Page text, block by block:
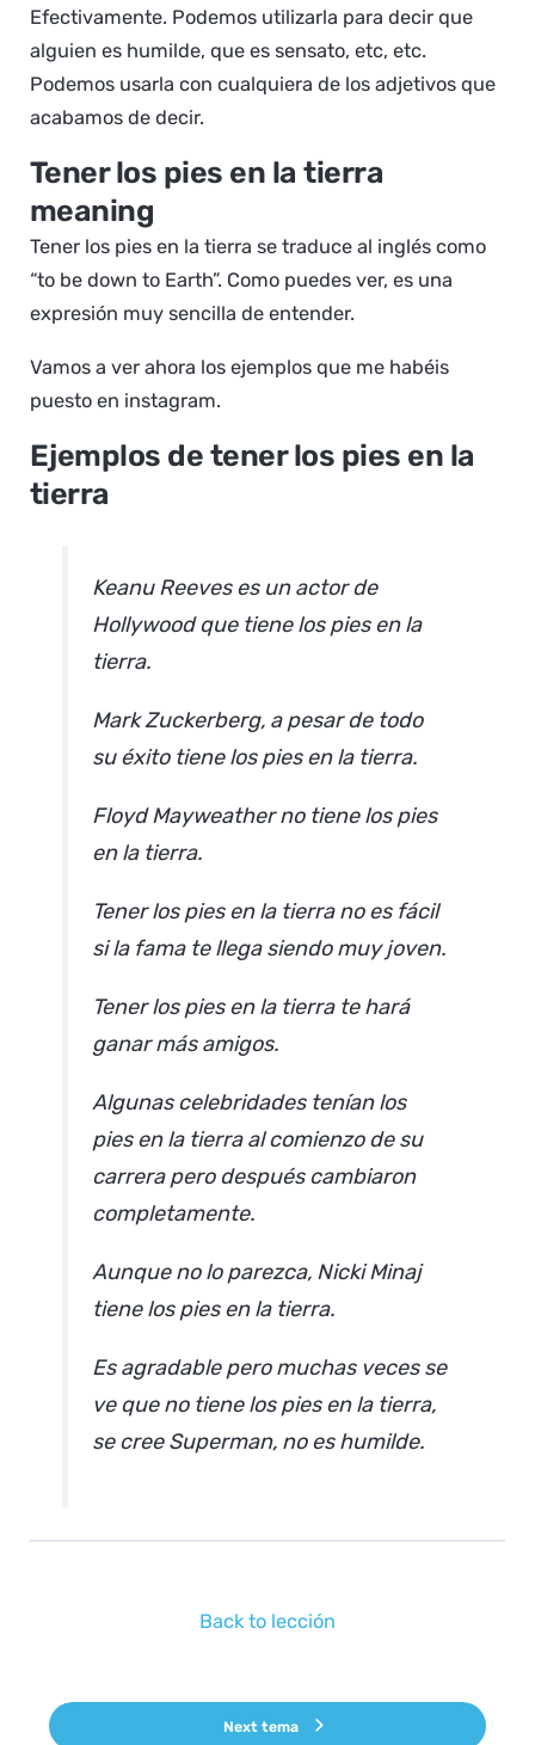
Efectivamente. Podemos utilizarla para decir que
alguien es humilde, que es sensato, etc, etc.
Podemos usarla con cualquiera de los adjetivos que
acabamos de decir.
Tener los pies en la tierra
meaning
Tener los pies en la tierra se traduce al inglés como
“to be down to Earth”. Como puedes ver, es una
expresión muy sencilla de entender.
Vamos a ver ahora los ejemplos que me habéis
puesto en instagram.
Ejemplos de tener los pies en la
tierra
Keanu Reeves es un actor de
Hollywood que tiene los pies en la
tierra.
Mark Zuckerberg, a pesar de todo
su éxito tiene los pies en la tierra.
Floyd Mayweather no tiene los pies
en la tierra.
Tener los pies en la tierra no es fácil
si la fama te llega siendo muy joven.
Tener los pies en la tierra te hará
ganar más amigos.
Algunas celebridades tenían los
pies en la tierra al comienzo de su
carrera pero después cambiaron
completamente.
Aunque no lo parezca, Nicki Minaj
tiene los pies en la tierra.
Es agradable pero muchas veces se
ve que no tiene los pies en la tierra,
se cree Superman, no es humilde.
Back to lección
Next tema